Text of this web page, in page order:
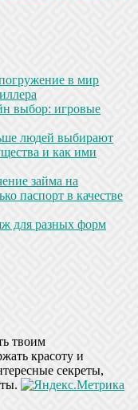
в мир
выбор: игровые
людей выбирают
и как ими
займа на
паспорт в качестве
для разных форм
твоим
красоту и
секреты,